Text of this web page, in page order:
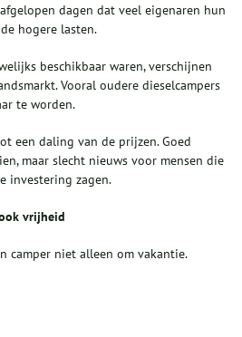
dagen dat veel eigenaren hun
hogere lasten.
beschikbaar waren, verschijnen
Vooral oudere dieselcampers
te worden.
een daling van de prijzen. Goed
maar slecht nieuws voor mensen die
investering zagen.
vrijheid
camper niet alleen om vakantie.